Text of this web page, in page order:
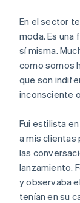
En el sector
moda. Es una
sí misma.
como somos
que son
inconsciente
Fui estilista
a mis clientas
las
lanzamiento.
y observaba
tenían en su